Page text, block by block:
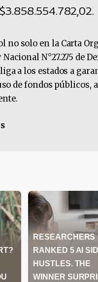
no solo en la Carta
N°27.275 de
a los estados a
de fondos públicos,